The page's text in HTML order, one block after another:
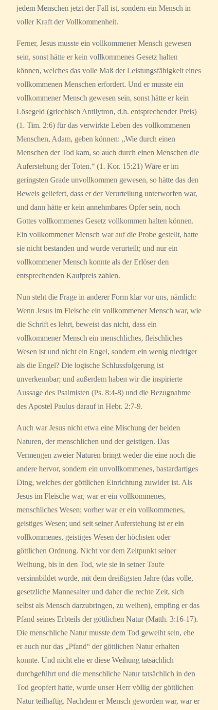
jedem Menschen jetzt der Fall ist, sondern ein Mensch in
voller Kraft der Vollkommenheit.
Ferner, Jesus musste ein vollkommener Mensch gewesen
sein, sonst hätte er kein vollkommenes Gesetz halten
können, welches das volle Maß der Leistungsfähigkeit eines
vollkommenen Menschen erfordert. Und er musste ein
vollkommener Mensch gewesen sein, sonst hätte er kein
Lösegeld (griechisch Antilytron, d.h. entsprechender Preis)
(1. Tim. 2:6) für das verwirkte Leben des vollkommenen
Menschen, Adam, geben können: „Wie durch einen
Menschen der Tod kam, so auch durch einen Menschen die
Auferstehung der Toten.“ (1. Kor. 15:21) Wäre er im
geringsten Grade unvollkommen gewesen, so hätte das den
Beweis geliefert, dass er der Verurteilung unterworfen war,
und dann hätte er kein annehmbares Opfer sein, noch
Gottes vollkommenes Gesetz vollkommen halten können.
Ein vollkommener Mensch war auf die Probe gestellt, hatte
sie nicht bestanden und wurde verurteilt; und nur ein
vollkommener Mensch konnte als der Erlöser den
entsprechenden Kaufpreis zahlen.
Nun steht die Frage in anderer Form klar vor uns, nämlich:
Wenn Jesus im Fleische ein vollkommener Mensch war, wie
die Schrift es lehrt, beweist das nicht, dass ein
vollkommener Mensch ein menschliches, fleischliches
Wesen ist und nicht ein Engel, sondern ein wenig niedriger
als die Engel? Die logische Schlussfolgerung ist
unverkennbar; und außerdem haben wir die inspirierte
Aussage des Psalmisten (Ps. 8:4-8) und die Bezugnahme
des Apostel Paulus darauf in Hebr. 2:7-9.
Auch war Jesus nicht etwa eine Mischung der beiden
Naturen, der menschlichen und der geistigen. Das
Vermengen zweier Naturen bringt weder die eine noch die
andere hervor, sondern ein unvollkommenes, bastardartiges
Ding, welches der göttlichen Einrichtung zuwider ist. Als
Jesus im Fleische war, war er ein vollkommenes,
menschliches Wesen; vorher war er ein vollkommenes,
geistiges Wesen; und seit seiner Auferstehung ist er ein
vollkommenes, geistiges Wesen der höchsten oder
göttlichen Ordnung. Nicht vor dem Zeitpunkt seiner
Weihung, bis in den Tod, wie sie in seiner Taufe
versinnbildet wurde, mit dem dreißigsten Jahre (das volle,
gesetzliche Mannesalter und daher die rechte Zeit, sich
selbst als Mensch darzubringen, zu weihen), empfing er das
Pfand seines Erbteils der göttlichen Natur (Matth. 3:16-17).
Die menschliche Natur musste dem Tod geweiht sein, ehe
er auch nur das „Pfand“ der göttlichen Natur erhalten
konnte. Und nicht ehe er diese Weihung tatsächlich
durchgeführt und die menschliche Natur tatsächlich in den
Tod geopfert hatte, wurde unser Herr völlig der göttlichen
Natur teilhaftig. Nachdem er Mensch geworden war, war er